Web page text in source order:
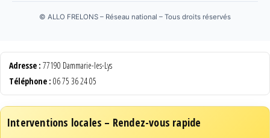
© ALLO FRELONS – Réseau national – Tous droits réservés
Adresse : 77190 Dammarie-les-Lys
Téléphone : 06 75 36 24 05
Interventions locales – Rendez-vous rapide